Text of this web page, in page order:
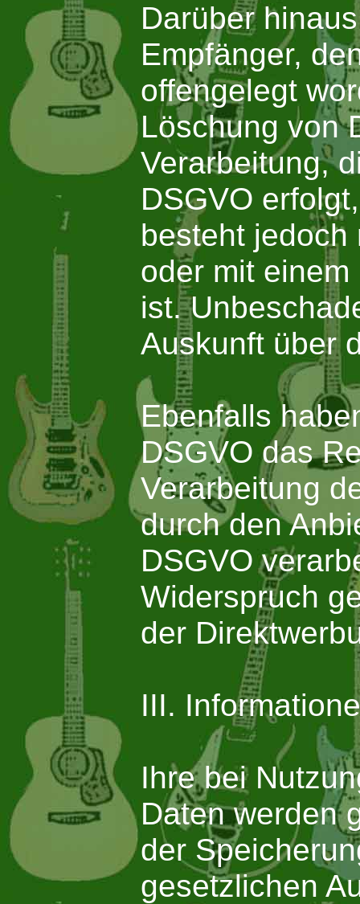
Darüber
Empfänger,
offengelegt
Löschung von
Verarbeitung,
DSGVO
besteht
oder mit
ist.
Auskunft über
Ebenfalls
DSGVO das
Verarbeitung
durch den
DSGVO
Widerspruch
der
III.
Ihre bei
Daten werden
der
gesetzlichen